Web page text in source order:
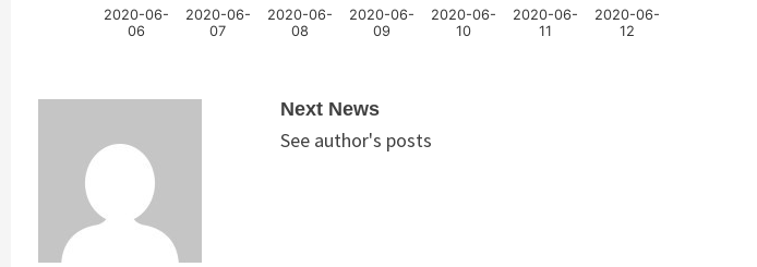
2020-06-
06
2020-06-
07
2020-06-
08
2020-06-
09
2020-06-
10
2020-06-
11
2020-06-
12
Next News
See author's posts